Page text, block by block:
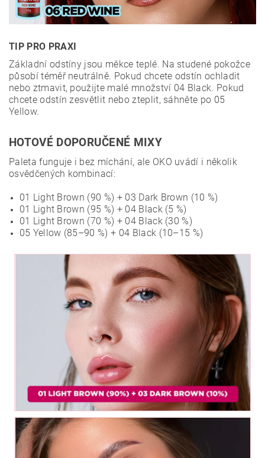
TIP PRO PRAXI
Základní odstíny jsou měkce teplé. Na studené pokožce
působí téměř neutrálně. Pokud chcete odstín ochladit
nebo ztmavit, použijte malé množství 04 Black. Pokud
chcete odstín zesvětlit nebo zteplit, sáhněte po 05
Yellow.
HOTOVÉ DOPORUČENÉ MIXY
Paleta funguje i bez míchání, ale OKO uvádí i několik
osvědčených kombinací:
01 Light Brown (90 %) + 03 Dark Brown (10 %)
01 Light Brown (95 %) + 04 Black (5 %)
01 Light Brown (70 %) + 04 Black (30 %)
05 Yellow (85–90 %) + 04 Black (10–15 %)